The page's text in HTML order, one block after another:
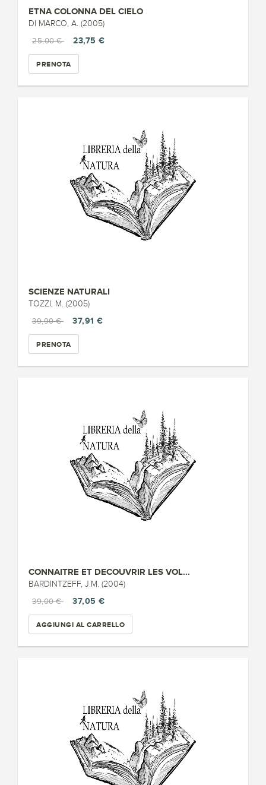
ETNA COLONNA DEL CIELO
DI MARCO, A. (2005)
25,00 €
23,75 €
PRENOTA
SCIENZE NATURALI
TOZZI, M. (2005)
39,90 €
37,91 €
PRENOTA
CONNAITRE ET DECOUVRIR LES VOL...
BARDINTZEFF, J.M. (2004)
39,00 €
37,05 €
AGGIUNGI AL CARRELLO